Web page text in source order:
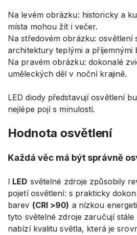
Na levém obrázku: historicky a
místa mohou žít i večer.
Na středovém obrázku: osvětlení
architektury teplými a příjemnými
Na pravém obrázku: dokonalé
uměleckých děl v noční krajině.
LED diody představují osvětlení
nejlépe pojí s minulostí.
Hodnota osvětlení
Každá věc má být správně
I LED světelné zdroje způsobily
pojetí osvětlení: s prakticky
barev (CRI >90) a nízkou
tyto světelné zdroje zaručují
nabízí kvalitu světla, která je